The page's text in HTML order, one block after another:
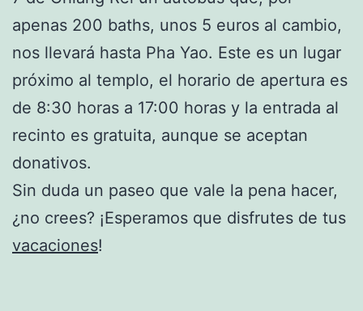
apenas 200 baths, unos 5 euros al cambio,
nos llevará hasta Pha Yao. Este es un lugar
próximo al templo, el horario de apertura es
de 8:30 horas a 17:00 horas y la entrada al
recinto es gratuita, aunque se aceptan
donativos.
Sin duda un paseo que vale la pena hacer,
¿no crees? ¡Esperamos que disfrutes de tus
vacaciones!